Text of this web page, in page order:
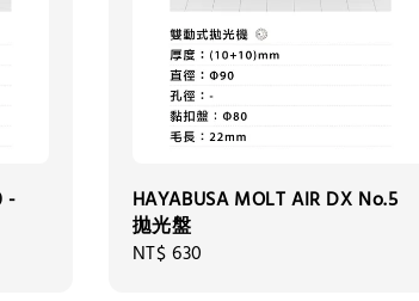
-
HAYABUSA MOLT AIR DX No.5
拋光盤
Regular
NT$ 630